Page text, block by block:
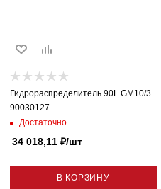
Гидрораспределитель 90L GM10/3
90030127
Достаточно
34 018,11 ₽/шт
В КОРЗИНУ